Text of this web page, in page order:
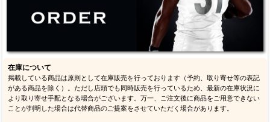
在庫について
掲載している商品は原則として在庫販売を行っております（予約、取り寄せ等の表記
がある商品を除く）。ただし店頭でも同時販売を行っているため、最新の在庫状況に
より取り寄せ手配となる場合がございます。万一、ご注文後に商品をご用意できない
ことが判明した場合は代替商品のご提案をさせていただく場合があります。